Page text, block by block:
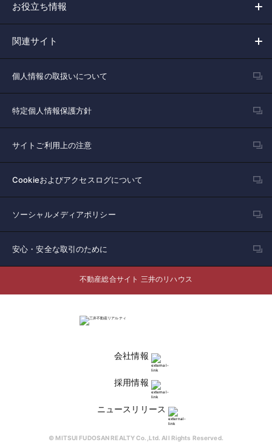
お役立ち情報
関連サイト
個人情報の取扱いについて
特定個人情報保護方針
サイトご利用上の注意
Cookieおよびアクセスログについて
ソーシャルメディアポリシー
安心・安全な取引のために
不動産総合サイト 三井のリハウス
会社情報
採用情報
ニュースリリース
© MITSUI FUDOSAN REALTY Co.,Ltd. All Rights Reserved.